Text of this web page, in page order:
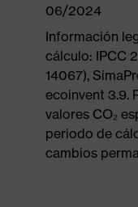
06/2024
Información
cálculo: IPCC
14067),
ecoinvent 3.9.
valores CO₂
periodo de
cambios